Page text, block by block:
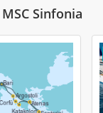
Sinfonia